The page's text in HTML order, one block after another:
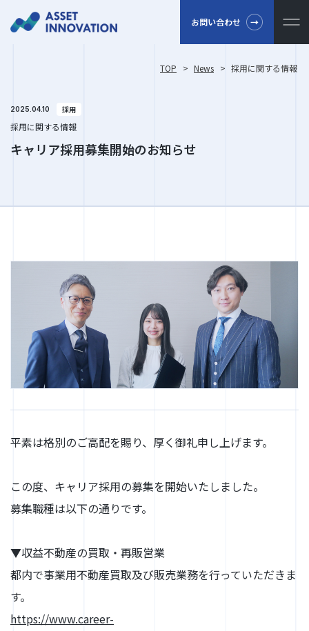
お問い合わせ
TOP > News > 採用に関する情報
2025.04.10 採用
採用に関する情報
キャリア採用募集開始のお知らせ
平素は格別のご高配を賜り、厚く御礼申し上げます。
この度、キャリア採用の募集を開始いたしました。
募集職種は以下の通りです。
▼収益不動産の買取・再販営業
都内で事業用不動産買取及び販売業務を行っていただきま
す。
https://www.career-